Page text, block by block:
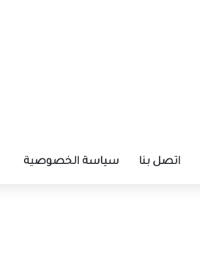
اتصل بنا سياسة الخصوصية